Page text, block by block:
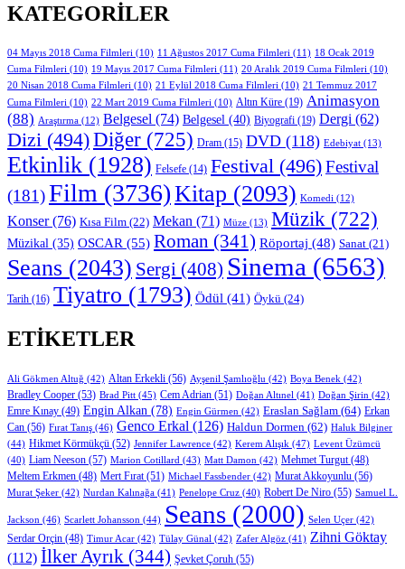
KATEGORILER
04 Mayıs 2018 Cuma Filmleri (10) 11 Ağustos 2017 Cuma Filmleri (11) 18 Ocak 2019
Cuma Filmleri (10) 19 Mayıs 2017 Cuma Filmleri (11) 20 Aralık 2019 Cuma Filmleri (10)
20 Nisan 2018 Cuma Filmleri (10) 21 Eylül 2018 Cuma Filmleri (10) 21 Temmuz 2017
Cuma Filmleri (10) 22 Mart 2019 Cuma Filmleri (10) Altın Küre (19) Animasyon
(88) Araştırma (12) Belgesel (74) Belgesel (40) Biyografi (19) Dergi (62)
Dizi (494)Diğer (725) Dram (15) DVD (118) Edebiyat (13)
Etkinlik (1928) Felsefe (14) Festival (496)Festival
(181)Film (3736)Kitap (2093) Komedi (12)
Konser(76) Kısa Film (22) Mekan (71) Müze (13) Müzik (722)
Müzikal (35) OSCAR (55) Roman (341) Röportaj (48) Sanat (21)
Seans (2043) Sergi (408) Sinema (6563)
Tarih (16) Tiyatro (1793) Ödül (41) Öykü (24)
ETIKETLER
Ali Gökmen Altuğ (42) Altan Erkekli (56) Ayşenil Şamlıoğlu (42) Boya Benek (42)
Bradley Cooper (53) Brad Pitt (45) Cem Adrian (51) Doğan Altınel (41) Doğan Şirin (42)
Emre Kınay (49) Engin Alkan (78) Engin Gürmen (42) Eraslan Sağlam (64) Erkan
Can (56) Fırat Tanış (46) Genco Erkal (126) Haldun Dormen (62) Haluk Bilginer
(44) Hikmet Körmükçü (52) Jennifer Lawrence (42) Kerem Alışık (47) Levent Üzümcü
(40) Liam Neeson (57) Marion Cotillard (43) Matt Damon (42) Mehmet Turgut (48)
Meltem Erkmen (48) Mert Fırat(51) Michael Fassbender (42) Murat Akkoyunlu (56)
Murat Şeker (42) Nurdan Kalınağa (41) Penelope Cruz (40) Robert De Niro (55) Samuel L.
Jackson (46) Scarlett Johansson (44) Seans (2000) Selen Uçer (42)
Serdar Orçin (48) Timur Acar (42) Tülay Günal (42) Zafer Algöz (41) Zihni Göktay
(112) İlker Ayrık (344) Şevket Çoruh (55)